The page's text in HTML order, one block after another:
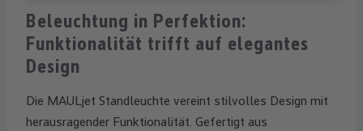
Beleuchtung in Perfektion:
Funktionalität trifft auf elegantes
Design
Die MAULjet Standleuchte vereint stilvolles Design mit
herausragender Funktionalität. Gefertigt aus